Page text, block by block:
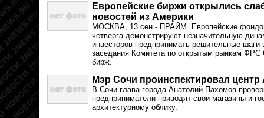
Европейские биржи открылись
новостей из Америки
МОСКВА, 13 сен - ПРАЙМ. Европейские
четверга демонстрируют незначительную
инвесторов предпринимать решительные шаги
заседания Комитета по открытым рынкам
бирж.
Мэр Сочи проинспектировал центр
В Сочи глава города Анатолий Пахомов
предприниматели приводят свои магазины и
архитектурному облику.